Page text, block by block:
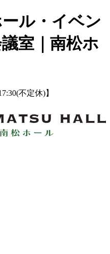
ル・イベン
室｜南松ホ
不定休)】